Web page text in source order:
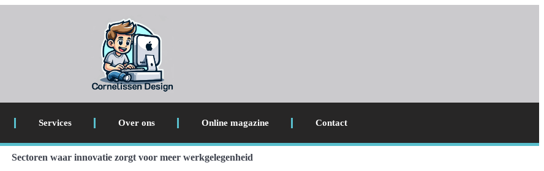
Services Over ons Online magazine Contact
Sectoren waar innovatie zorgt voor meer werkgelegenheid